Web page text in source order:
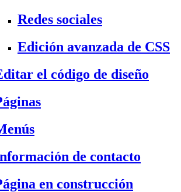
Redes sociales
Edición avanzada de CSS
el código de diseño
de contacto
en construcción